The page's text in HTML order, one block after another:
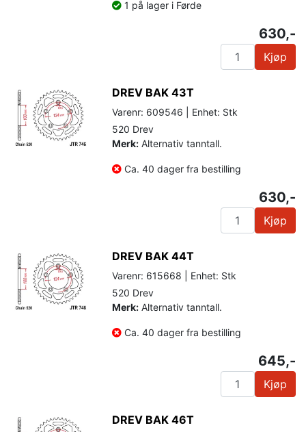
1 på lager i Førde
630,-
Kjøp
DREV BAK 43T
Varenr: 609546 | Enhet: Stk
520 Drev
Merk: Alternativ tanntall.
Ca. 40 dager fra bestilling
630,-
Kjøp
DREV BAK 44T
Varenr: 615668 | Enhet: Stk
520 Drev
Merk: Alternativ tanntall.
Ca. 40 dager fra bestilling
645,-
Kjøp
DREV BAK 46T